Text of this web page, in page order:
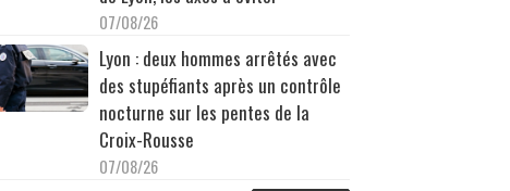
07/08/26
Lyon : deux hommes arrêtés avec
des stupéfiants après un contrôle
nocturne sur les pentes de la
Croix-Rousse
07/08/26